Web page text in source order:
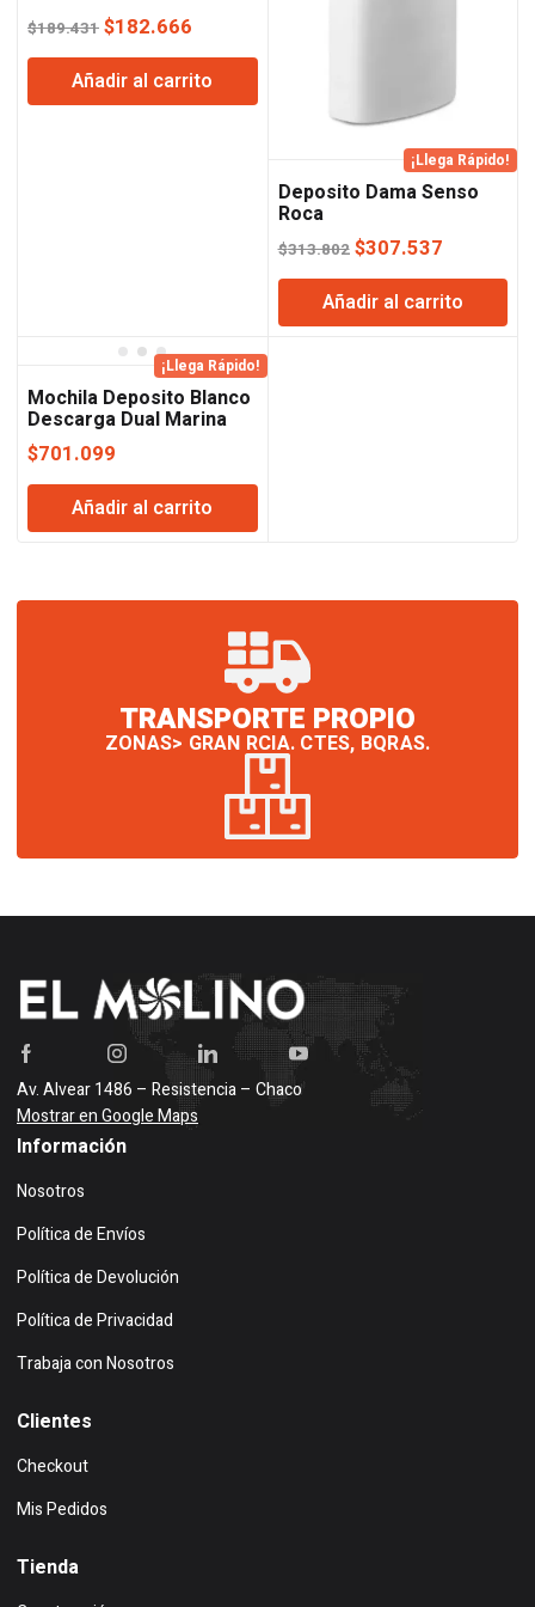
$189.431 El
precio
original
era:
$182.666
precio
actual
es:
Añadir al carrito
¡Llega Rápido!
Deposito Dama Senso
Roca
$313.802 El
precio
original
era:
$307.537El
precio
actual
es:
Añadir al carrito
¡Llega Rápido!
Mochila Deposito Blanco
Descarga Dual Marina
Ferrum
$701.099
Añadir al carrito
TRANSPORTE PROPIO
ZONAS> GRAN RCIA. CTES, BQRAS.
Av. Alvear 1486 – Resistencia – Chaco
Mostrar en Google Maps
Información
Nosotros
Política de Envíos
Política de Devolución
Política de Privacidad
Trabaja con Nosotros
Clientes
Checkout
Mis Pedidos
Tienda